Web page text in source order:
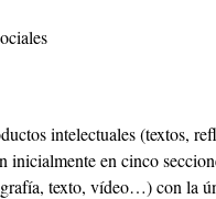
intelectuales (textos,
inicialmente en cinco
texto, vídeo…) con la